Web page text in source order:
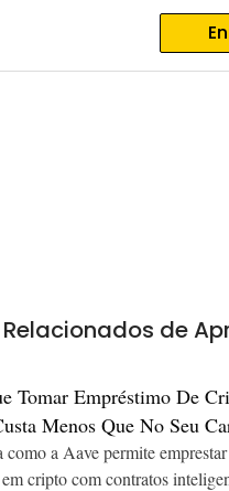
de
Tomar Empréstimo De
Menos Que No Seu
como a Aave permite
cripto com contratos